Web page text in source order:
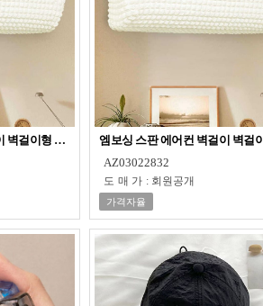
벽걸이형 덮개 커버 보관엠보싱 스판 에어컨 벽걸이 벽걸
AZ03022832
도매가 : 회원공개
가격자율